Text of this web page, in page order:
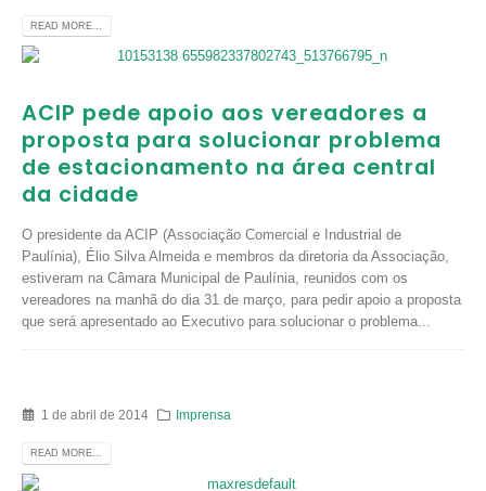
READ MORE...
ACIP pede apoio aos vereadores a
proposta para solucionar problema
de estacionamento na área central
da cidade
O presidente da ACIP (Associação Comercial e Industrial de
Paulínia), Élio Silva Almeida e membros da diretoria da Associação,
estiveram na Câmara Municipal de Paulínia, reunidos com os
vereadores na manhã do dia 31 de março, para pedir apoio a proposta
que será apresentado ao Executivo para solucionar o problema...
1 de abril de 2014 Imprensa
READ MORE...